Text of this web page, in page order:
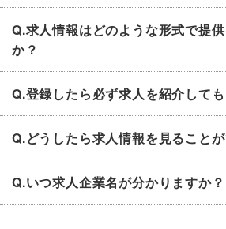
Q.求人情報はどのような形式で提
か？
Q.登録したら必ず求人を紹介して
Q.どうしたら求人情報を見ること
Q.いつ求人企業名が分かりますか？